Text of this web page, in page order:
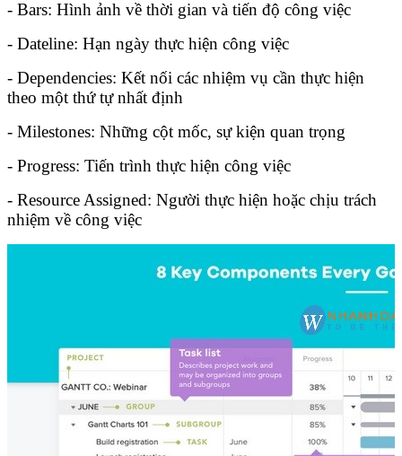
- Bars: Hình ảnh về thời gian và tiến độ công việc
- Dateline: Hạn ngày thực hiện công việc
- Dependencies: Kết nối các nhiệm vụ cần thực hiện
theo một thứ tự nhất định
- Milestones: Những cột mốc, sự kiện quan trọng
- Progress: Tiến trình thực hiện công việc
- Resource Assigned: Người thực hiện hoặc chịu trách
nhiệm về công việc